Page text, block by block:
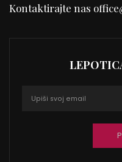
Kontaktirajte nas